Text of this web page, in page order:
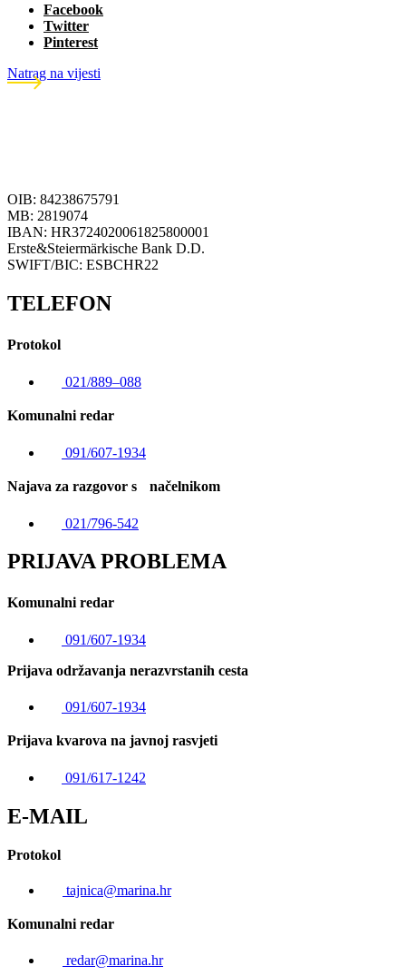
Facebook
Twitter
Pinterest
Natrag na vijesti
OIB: 84238675791
MB: 2819074
IBAN: HR3724020061825800001
Erste&Steiermärkische Bank D.D.
SWIFT/BIC: ESBCHR22
TELEFON
Protokol
021/889–088
Komunalni redar
091/607-1934
Najava za razgovor s načelnikom
021/796-542
PRIJAVA PROBLEMA
Komunalni redar
091/607-1934
Prijava održavanja nerazvrstanih cesta
091/607-1934
Prijava kvarova na javnoj rasvjeti
091/617-1242
E-MAIL
Protokol
tajnica@marina.hr
Komunalni redar
redar@marina.hr